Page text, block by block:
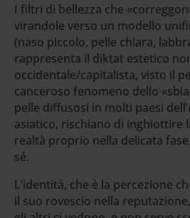
I filtri di bellezza che
virandole verso un modello
(naso piccolo, pelle chiara,
rappresenta il diktat estetico
occidentale/capitalista, visto il
canceroso fenomeno dello
pelle diffusosi in molti paesi
asiatico, rischiano di inghiottire
realtà proprio nella delicata
sé.
L’identità, che è la percezione
il suo rovescio nella